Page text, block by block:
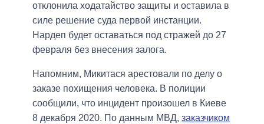
отклонила ходатайство защиты и оставила в
силе решение суда первой инстанции.
Нардеп будет оставаться под стражей до 27
февраля без внесения залога.
Напомним, Микитася арестовали по делу о
заказе похищения человека. В полиции
сообщили, что инцидент произошел в Киеве
8 декабря 2020. По данным МВД, заказчиком